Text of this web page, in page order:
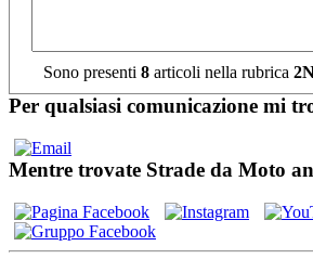
Sono presenti 8articoli nella rubrica
Per qualsiasi comunicazione mi
Mentre trovate Strade da Moto